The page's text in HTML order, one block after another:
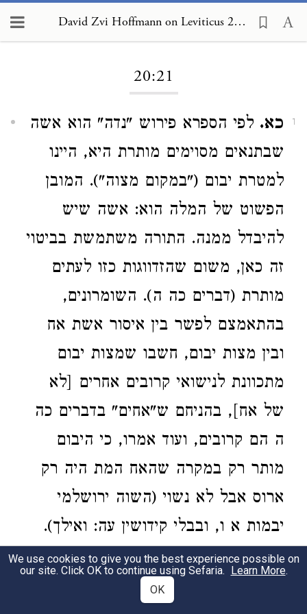
David Zvi Hoffmann on Leviticus 20:21
20:21
1 כא. לפי הספרא פירוש "נדה" הוא אשה
שבתנאים מסוימים מותרת היא, היינו
למטרת יבום ("במקום מצוה"). המובן
הפשוט של המלה הוא: אשה שיש
להיבדל ממנה. התורה משתמשת בביטוי
זה כאן, משום שהזדווגות כזו לעתים
מותרת (דברים כה ה). השומרונים,
בהתאמצם לפשר בין איסור אשת אח
ובין מצות יבום, חשבו שמצות יבום
מתכוונת לנישואי קרובים אחרים [לא
של אח], בהניחם ש"אחים" בדברים כה
ה הם קרובים, ועוד אמרו, כי היבום
מותר רק במקרה שהאח המת היה רק
ארוס אבל לא נשוי (השוה ירושלמי
יבמות א ו, ובבלי קידושין עה: ואילך).
על השיטות השונות של השומרונים
והקראים בנדון זה השוה גייגר, כתבים
We use cookies to give you the best experience possible on
our site. Click OK to continue using Sefaria. Learn More.
OK